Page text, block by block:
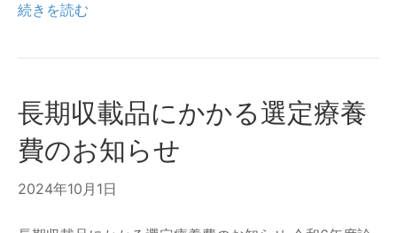
続きを読む
長期収載品にかかる選定療養
費のお知らせ
2024年10月1日